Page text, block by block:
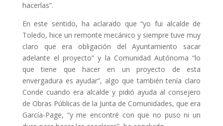
hacerlas”.
En este sentido, ha aclarado que “yo fui alcalde de
Toledo, hice un remonte mecánico y siempre tuve muy
claro que era obligación del Ayuntamiento sacar
adelante el proyecto” y la Comunidad Autónoma “lo
que tiene que hacer en un proyecto de esta
envergadura es ayudar”, algo que también tenía claro
Conde cuando era alcalde y pidió ayuda al consejero
de Obras Públicas de la Junta de Comunidades, que era
García-Page, “y me encontré con que no puso ni un